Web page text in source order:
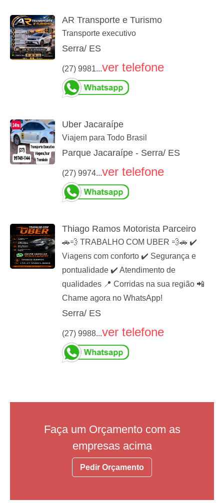
AR Transporte e Turismo
Transporte executivo
Serra/ ES
(27) 9981...ver telefone
Uber Jacaraípe
Viajem para Todo Brasil
Parque Jacaraípe - Serra/ ES
(27) 9974...ver telefone
Thiago Ramos Motorista Parceiro
🚗💨 TRABALHO COM UBER 💨🚗 ✔️
Viagens com conforto ✔️ Segurança e
pontualidade ✔️ Atendimento de
qualidades 📍 Corridas na sua região 📲
Chame agora no WhatsApp!
Serra/ ES
(27) 9988...ver telefone
Faça um Orçamento com as
empresas acima
Pedir Orçamento